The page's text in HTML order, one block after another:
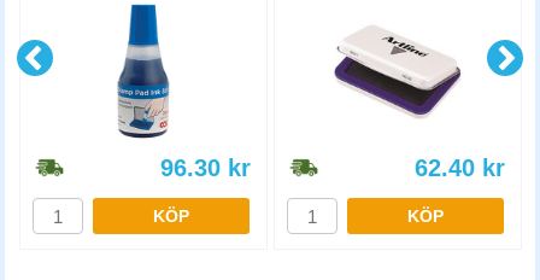
96.30 kr
KÖP
62.40 kr
KÖP